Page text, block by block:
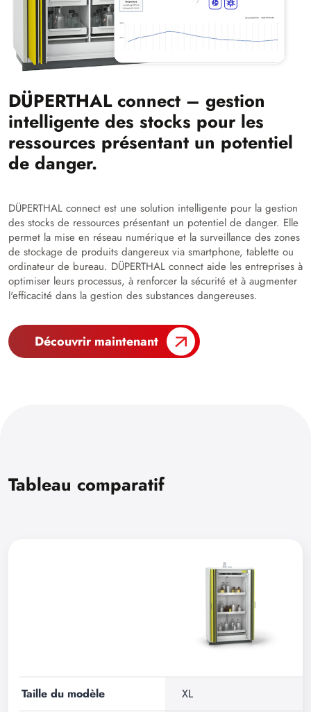
DÜPERTHAL connect – gestion
intelligente des stocks pour les
ressources présentant un potentiel
de danger.
DÜPERTHAL connect est une solution intelligente pour la gestion
des stocks de ressources présentant un potentiel de danger. Elle
permet la mise en réseau numérique et la surveillance des zones
de stockage de produits dangereux via smartphone, tablette ou
ordinateur de bureau. DÜPERTHAL connect aide les entreprises à
optimiser leurs processus, à renforcer la sécurité et à augmenter
l'efficacité dans la gestion des substances dangereuses.
Découvrir maintenant
Tableau comparatif
Taille du modèle XL